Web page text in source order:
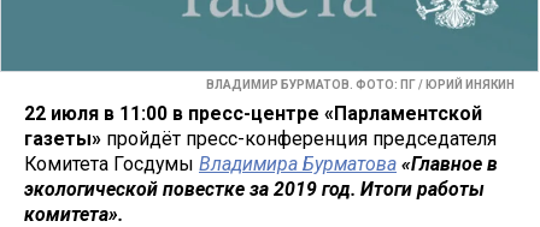
ВЛАДИМИР БУРМАТОВ. ФОТО: ПГ / ЮРИЙ ИНЯКИН
22 июля в 11:00 в пресс-центре «Парламентской
газеты» пройдёт пресс-конференция председателя
Комитета Госдумы Владимира Бурматова «Главное в
экологической повестке за 2019 год. Итоги работы
комитета».